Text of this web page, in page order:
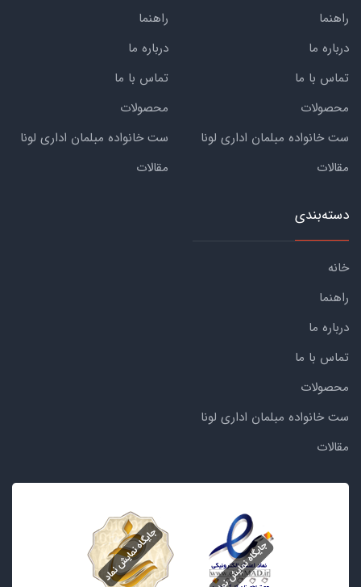
راهنما
درباره ما
تماس با ما
محصولات
ست خانواده مبلمان اداری لونا
مقالات
راهنما
درباره ما
تماس با ما
محصولات
ست خانواده مبلمان اداری لونا
مقالات
دسته‌بندی
خانه
راهنما
درباره ما
تماس با ما
محصولات
ست خانواده مبلمان اداری لونا
مقالات